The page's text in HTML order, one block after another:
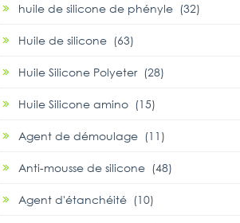
huile de silicone de phényle (32)
Huile de silicone (63)
Huile Silicone Polyeter (28)
Huile Silicone amino (15)
Agent de démoulage (11)
Anti-mousse de silicone (48)
Agent d'étanchéité (10)